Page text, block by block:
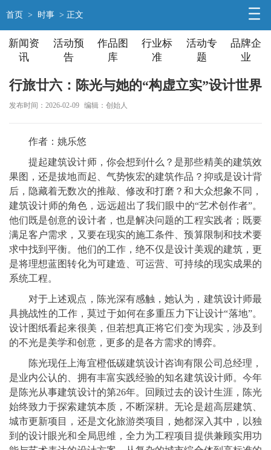
首页 > 时事 > 正文
新闻资
讯
活动预
告
作品图
库
行业标
准
活动专
题
品牌企
业
行旅廿六：陈光与她的“构虚立实”设计世界
发布时间：2026-02-09 编辑：创始人
作者：姚乐悠
提起建筑设计师，你会想到什么？是那些精美的建筑效
果图，还是拔地而起、气势恢宏的建筑作品？抑或是设计背
后，隐藏着无数次的推敲、修改和打磨？和大众想象不同，
建筑设计师的角色，远远超出了我们眼中的“艺术创作者”。
他们既是创意的设计者，也是解决问题的工程实践者；既要
满足客户需求，又要在现实的施工条件、预算限制和技术要
求中找到平衡。他们的工作，绝不仅是设计美观的建筑，更
是将理想蓝图转化为可建造、可运营、可持续的现实成果的
系统工程。
对于上述观点，陈光深有感触，她认为，建筑设计师最
具挑战性的工作，莫过于如何在多重压力下让设计“落地”。
设计图纸看起来很美，但若想真正将它们变为现实，涉及到
的不光是美学和创意，更多的是各方需求的博弈。
陈光现任上海宜橙低碳建筑设计咨询有限公司总经理，
是业内公认的、拥有丰富实践经验的知名建筑设计师。今年
是陈光从事建筑设计的第26年。回顾过去的设计生涯，陈光
始终致力于探索建筑本质，不断深耕。无论是超高层建筑、
城市更新项目，还是文化旅游类项目，她都深入其中，以独
到的设计眼光和全局思维，全力为工程项目提供兼顾实用功